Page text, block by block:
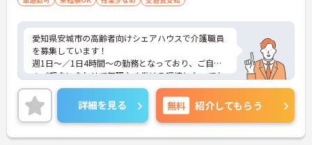
愛知県安城市の高齢者向けシェアハウスで介護職員
を募集しています！
週1日～／1日4時間～の勤務となっており、ご自身
のご都合に合わせて無理なく働ける環境となってお
ります◎車通勤も可能となっており、通勤も安心！
資格取得支援制度もあり、働きながらスキルアップ
も目指せます♪
ご興味のある方は、面接のポイントをお伝えします
のでお気軽にご連絡ください！
詳細を見る 無料 紹介してもらう